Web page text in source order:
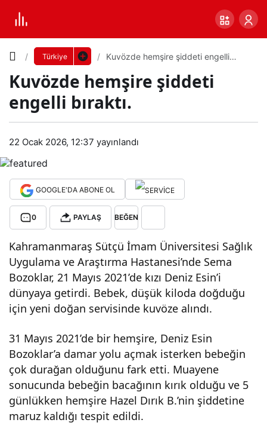
Türkiye
Kuvözde hemşire şiddeti engelli
Kuvözde hemşire şiddeti
engelli bıraktı.
22 Ocak 2026, 12:37 yayınlandı
GOOGLE'DA ABONE OL
0 PAYLAŞ BEĞEN
Kahramanmaraş Sütçü İmam Üniversitesi Sağlık
Uygulama ve Araştırma Hastanesi’nde Sema
Bozoklar, 21 Mayıs 2021’de kızı Deniz Esin’i
dünyaya getirdi. Bebek, düşük kiloda doğduğu
için yeni doğan servisinde kuvöze alındı.
31 Mayıs 2021’de bir hemşire, Deniz Esin
Bozoklar’a damar yolu açmak isterken bebeğin
çok durağan olduğunu fark etti. Muayene
sonucunda bebeğin bacağının kırık olduğu ve 5
günlükken hemşire Hazel Dırık B.’nin şiddetine
maruz kaldığı tespit edildi.
Kuv
e
hem
şidd
eng
elli
bıra
Yazı
Boyutunu
Küçük 100% Dev
Varsayılana
dön